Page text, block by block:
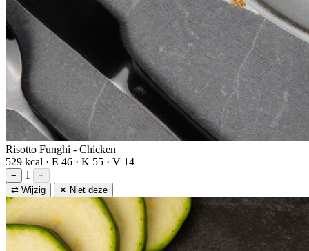
Risotto Funghi - Chicken
529 kcal · E 46 · K 55 · V 14
− 1
+
⇄ Wijzig
✕ Niet deze